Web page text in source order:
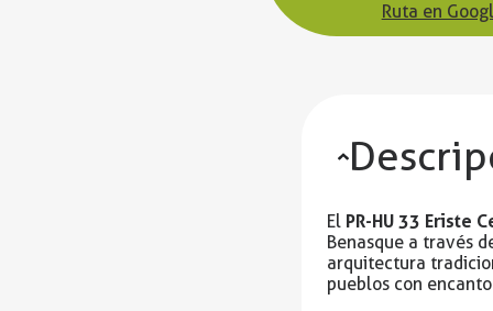
Ruta en
El PR-HU 33 Eriste
Benasque a través
arquitectura
pueblos con